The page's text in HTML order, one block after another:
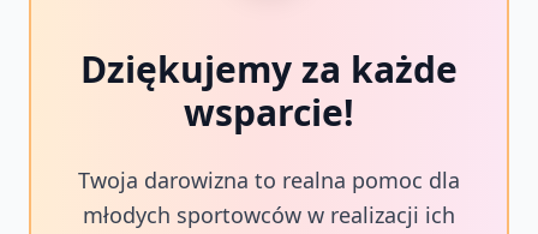
Dziękujemy za każde
wsparcie!
Twoja darowizna to realna pomoc dla
młodych sportowców w realizacji ich